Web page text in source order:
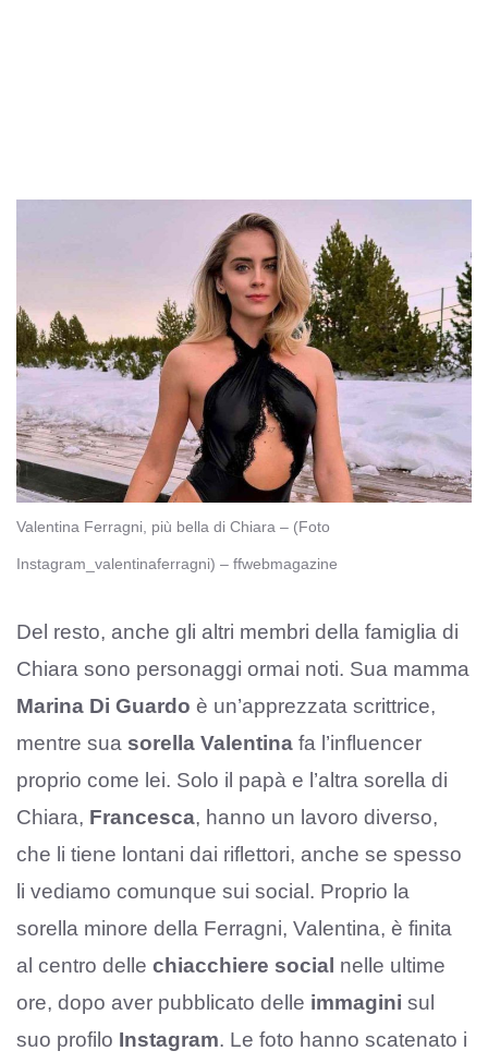
Valentina Ferragni, più bella di Chiara – (Foto
Instagram_valentinaferragni) – ffwebmagazine
Del resto, anche gli altri membri della famiglia di
Chiara sono personaggi ormai noti. Sua mamma
Marina Di Guardo è un’apprezzata scrittrice,
mentre sua sorella Valentina fa l’influencer
proprio come lei. Solo il papà e l’altra sorella di
Chiara, Francesca, hanno un lavoro diverso,
che li tiene lontani dai riflettori, anche se spesso
li vediamo comunque sui social. Proprio la
sorella minore della Ferragni, Valentina, è finita
al centro delle chiacchiere social nelle ultime
ore, dopo aver pubblicato delle immagini sul
suo profilo Instagram. Le foto hanno scatenato i